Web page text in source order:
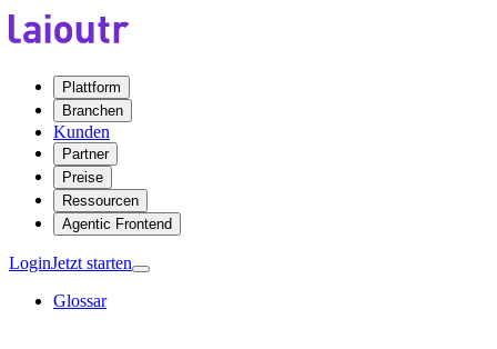
Plattform
Branchen
Kunden
Partner
Preise
Ressourcen
Agentic Frontend
LoginJetzt starten
Glossar